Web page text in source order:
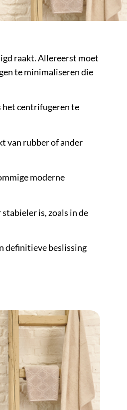
raakt. Allereerst moet
te minimaliseren die
het centrifugeren te
van rubber of ander
moderne
is, zoals in de
definitieve beslissing